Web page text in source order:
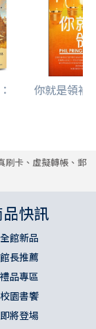
你就是領袖
刷卡、虛擬轉帳、郵
品快訊
全館新品
館長推薦
禮品專區
校園書饗
即將登場